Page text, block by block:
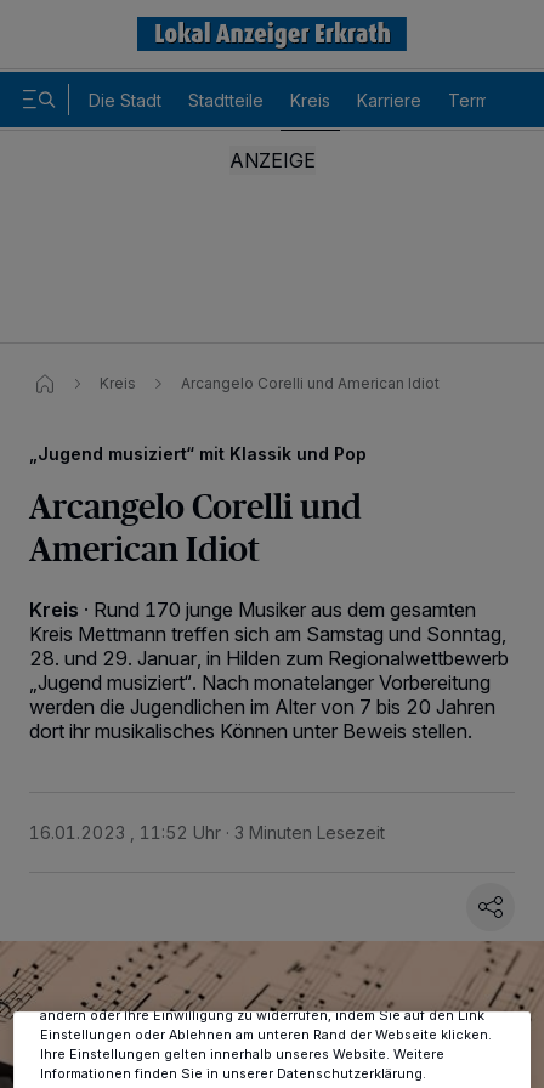
Die Stadt Stadtteile Kreis Karriere Termine
Kreis Arcangelo Corelli und American Idiot
„Jugend musiziert“ mit Klassik und Pop
Arcangelo Corelli und
American Idiot
Kreis · Rund 170 junge Musiker aus dem gesamten
Kreis Mettmann treffen sich am Samstag und Sonntag,
28. und 29. Januar, in Hilden zum Regionalwettbewerb
„Jugend musiziert“. Nach monatelanger Vorbereitung
werden die Jugendlichen im Alter von 7 bis 20 Jahren
dort ihr musikalisches Können unter Beweis stellen.
16.01.2023 , 11:52 Uhr 3 Minuten Lesezeit
Kennungen auf Ihrem Gerät zu. Durch Auswahl von OK aktivieren Sie
verarbeiten Daten, um Ihnen Dienste bereitzustellen“ aufgeführten
Zwecke. Wenn Tracker deaktiviert sind, sind manche Inhalte und
Anzeigen möglicherweise nicht mehr so relevant für Sie. Sie können
dieses Menü jederzeit wieder aufrufen, um Ihre Einstellungen zu
ändern oder Ihre Einwilligung zu widerrufen, indem Sie auf den Link
Einstellungen oder Ablehnen am unteren Rand der Webseite klicken.
Ihre Einstellungen gelten innerhalb unseres Website. Weitere
Informationen finden Sie in unserer Datenschutzerklärung.